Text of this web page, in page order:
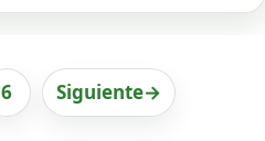
Página
6 Siguiente→